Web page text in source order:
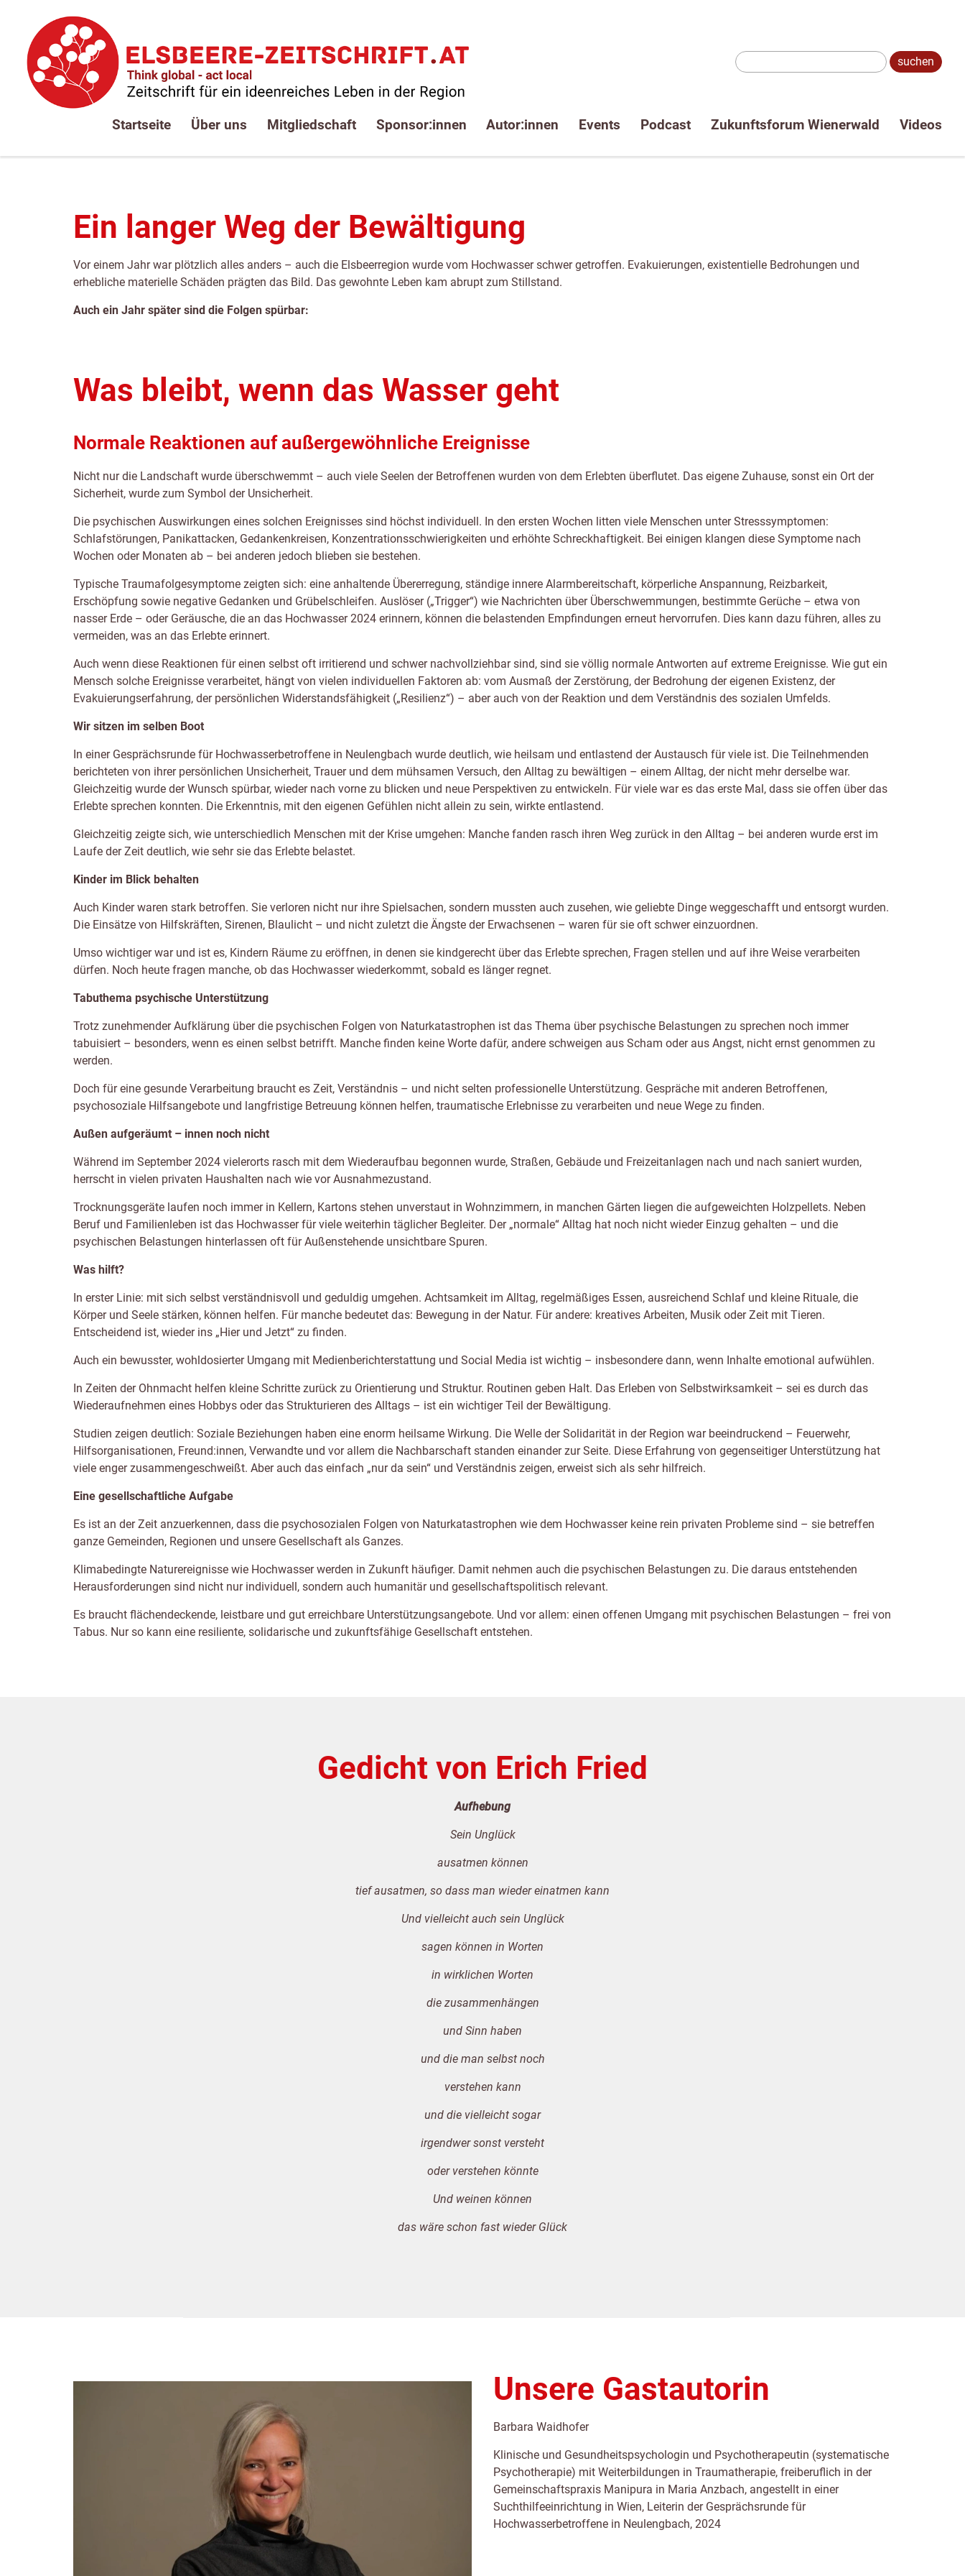
Hauptnavigation
Footernavigation
Suche:
Startseite Über uns Mitgliedschaft Sponsor:innen Autor:innen Events Podcast Zukunftsforum Wienerwald Videos
Ein langer Weg der Bewältigung
Vor einem Jahr war plötzlich alles anders – auch die Elsbeerregion wurde vom Hochwasser schwer getroffen. Evakuierungen, existentielle Bedrohungen und
erhebliche materielle Schäden prägten das Bild. Das gewohnte Leben kam abrupt zum Stillstand.
Auch ein Jahr später sind die Folgen spürbar:
Was bleibt, wenn das Wasser geht
Normale Reaktionen auf außergewöhnliche Ereignisse
Nicht nur die Landschaft wurde überschwemmt – auch viele Seelen der Betroffenen wurden von dem Erlebten überflutet. Das eigene Zuhause, sonst ein Ort der
Sicherheit, wurde zum Symbol der Unsicherheit.
Die psychischen Auswirkungen eines solchen Ereignisses sind höchst individuell. In den ersten Wochen litten viele Menschen unter Stresssymptomen:
Schlafstörungen, Panikattacken, Gedankenkreisen, Konzentrationsschwierigkeiten und erhöhte Schreckhaftigkeit. Bei einigen klangen diese Symptome nach
Wochen oder Monaten ab – bei anderen jedoch blieben sie bestehen.
Typische Traumafolgesymptome zeigten sich: eine anhaltende Übererregung, ständige innere Alarmbereitschaft, körperliche Anspannung, Reizbarkeit,
Erschöpfung sowie negative Gedanken und Grübelschleifen. Auslöser („Trigger“) wie Nachrichten über Überschwemmungen, bestimmte Gerüche – etwa von
nasser Erde – oder Geräusche, die an das Hochwasser 2024 erinnern, können die belastenden Empfindungen erneut hervorrufen. Dies kann dazu führen, alles zu
vermeiden, was an das Erlebte erinnert.
Auch wenn diese Reaktionen für einen selbst oft irritierend und schwer nachvollziehbar sind, sind sie völlig normale Antworten auf extreme Ereignisse. Wie gut ein
Mensch solche Ereignisse verarbeitet, hängt von vielen individuellen Faktoren ab: vom Ausmaß der Zerstörung, der Bedrohung der eigenen Existenz, der
Evakuierungserfahrung, der persönlichen Widerstandsfähigkeit („Resilienz“) – aber auch von der Reaktion und dem Verständnis des sozialen Umfelds.
Wir sitzen im selben Boot
In einer Gesprächsrunde für Hochwasserbetroffene in Neulengbach wurde deutlich, wie heilsam und entlastend der Austausch für viele ist. Die Teilnehmenden
berichteten von ihrer persönlichen Unsicherheit, Trauer und dem mühsamen Versuch, den Alltag zu bewältigen – einem Alltag, der nicht mehr derselbe war.
Gleichzeitig wurde der Wunsch spürbar, wieder nach vorne zu blicken und neue Perspektiven zu entwickeln. Für viele war es das erste Mal, dass sie offen über das
Erlebte sprechen konnten. Die Erkenntnis, mit den eigenen Gefühlen nicht allein zu sein, wirkte entlastend.
Gleichzeitig zeigte sich, wie unterschiedlich Menschen mit der Krise umgehen: Manche fanden rasch ihren Weg zurück in den Alltag – bei anderen wurde erst im
Laufe der Zeit deutlich, wie sehr sie das Erlebte belastet.
Kinder im Blick behalten
Auch Kinder waren stark betroffen. Sie verloren nicht nur ihre Spielsachen, sondern mussten auch zusehen, wie geliebte Dinge weggeschafft und entsorgt wurden.
Die Einsätze von Hilfskräften, Sirenen, Blaulicht – und nicht zuletzt die Ängste der Erwachsenen – waren für sie oft schwer einzuordnen.
Umso wichtiger war und ist es, Kindern Räume zu eröffnen, in denen sie kindgerecht über das Erlebte sprechen, Fragen stellen und auf ihre Weise verarbeiten
dürfen. Noch heute fragen manche, ob das Hochwasser wiederkommt, sobald es länger regnet.
Tabuthema psychische Unterstützung
Trotz zunehmender Aufklärung über die psychischen Folgen von Naturkatastrophen ist das Thema über psychische Belastungen zu sprechen noch immer
tabuisiert – besonders, wenn es einen selbst betrifft. Manche finden keine Worte dafür, andere schweigen aus Scham oder aus Angst, nicht ernst genommen zu
werden.
Doch für eine gesunde Verarbeitung braucht es Zeit, Verständnis – und nicht selten professionelle Unterstützung. Gespräche mit anderen Betroffenen,
psychosoziale Hilfsangebote und langfristige Betreuung können helfen, traumatische Erlebnisse zu verarbeiten und neue Wege zu finden.
Außen aufgeräumt – innen noch nicht
Während im September 2024 vielerorts rasch mit dem Wiederaufbau begonnen wurde, Straßen, Gebäude und Freizeitanlagen nach und nach saniert wurden,
herrscht in vielen privaten Haushalten nach wie vor Ausnahmezustand.
Trocknungsgeräte laufen noch immer in Kellern, Kartons stehen unverstaut in Wohnzimmern, in manchen Gärten liegen die aufgeweichten Holzpellets. Neben
Beruf und Familienleben ist das Hochwasser für viele weiterhin täglicher Begleiter. Der „normale“ Alltag hat noch nicht wieder Einzug gehalten – und die
psychischen Belastungen hinterlassen oft für Außenstehende unsichtbare Spuren.
Was hilft?
In erster Linie: mit sich selbst verständnisvoll und geduldig umgehen. Achtsamkeit im Alltag, regelmäßiges Essen, ausreichend Schlaf und kleine Rituale, die
Körper und Seele stärken, können helfen. Für manche bedeutet das: Bewegung in der Natur. Für andere: kreatives Arbeiten, Musik oder Zeit mit Tieren.
Entscheidend ist, wieder ins „Hier und Jetzt“ zu finden.
Auch ein bewusster, wohldosierter Umgang mit Medienberichterstattung und Social Media ist wichtig – insbesondere dann, wenn Inhalte emotional aufwühlen.
In Zeiten der Ohnmacht helfen kleine Schritte zurück zu Orientierung und Struktur. Routinen geben Halt. Das Erleben von Selbstwirksamkeit – sei es durch das
Wiederaufnehmen eines Hobbys oder das Strukturieren des Alltags – ist ein wichtiger Teil der Bewältigung.
Studien zeigen deutlich: Soziale Beziehungen haben eine enorm heilsame Wirkung. Die Welle der Solidarität in der Region war beeindruckend – Feuerwehr,
Hilfsorganisationen, Freund:innen, Verwandte und vor allem die Nachbarschaft standen einander zur Seite. Diese Erfahrung von gegenseitiger Unterstützung hat
viele enger zusammengeschweißt. Aber auch das einfach „nur da sein“ und Verständnis zeigen, erweist sich als sehr hilfreich.
Eine gesellschaftliche Aufgabe
Es ist an der Zeit anzuerkennen, dass die psychosozialen Folgen von Naturkatastrophen wie dem Hochwasser keine rein privaten Probleme sind – sie betreffen
ganze Gemeinden, Regionen und unsere Gesellschaft als Ganzes.
Klimabedingte Naturereignisse wie Hochwasser werden in Zukunft häufiger. Damit nehmen auch die psychischen Belastungen zu. Die daraus entstehenden
Herausforderungen sind nicht nur individuell, sondern auch humanitär und gesellschaftspolitisch relevant.
Es braucht flächendeckende, leistbare und gut erreichbare Unterstützungsangebote. Und vor allem: einen offenen Umgang mit psychischen Belastungen – frei von
Tabus. Nur so kann eine resiliente, solidarische und zukunftsfähige Gesellschaft entstehen.
Gedicht von Erich Fried
Aufhebung
Sein Unglück
ausatmen können
tief ausatmen, so dass man wieder einatmen kann
Und vielleicht auch sein Unglück
sagen können in Worten
in wirklichen Worten
die zusammenhängen
und Sinn haben
und die man selbst noch
verstehen kann
und die vielleicht sogar
irgendwer sonst versteht
oder verstehen könnte
Und weinen können
das wäre schon fast wieder Glück
Unsere Gastautorin
Barbara Waidhofer
Klinische und Gesundheitspsychologin und Psychotherapeutin (systematische
Psychotherapie) mit Weiterbildungen in Traumatherapie, freiberuflich in der
Gemeinschaftspraxis Manipura in Maria Anzbach, angestellt in einer
Suchthilfeeinrichtung in Wien, Leiterin der Gesprächsrunde für
Hochwasserbetroffene in Neulengbach, 2024